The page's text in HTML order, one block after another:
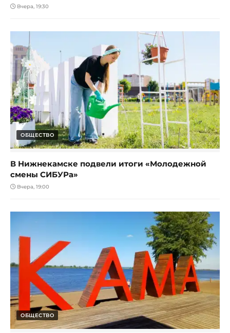
Вчера, 19:30
ОБЩЕСТВО
В Нижнекамске подвели итоги «Молодежной
смены СИБУРа»
Вчера, 19:00
ОБЩЕСТВО